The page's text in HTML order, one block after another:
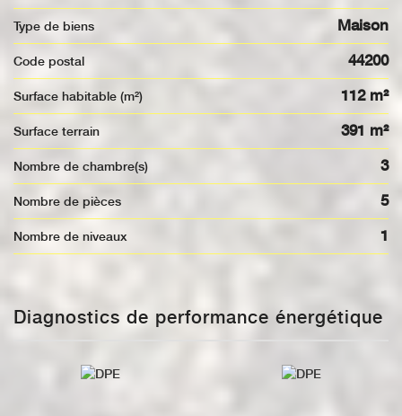
Type de biens Maison
Code postal 44200
Surface habitable (m²) 112 m²
surface terrain 391 m²
Nombre de chambre(s) 3
Nombre de pièces 5
Nombre de niveaux 1
Diagnostics de performance énergétique